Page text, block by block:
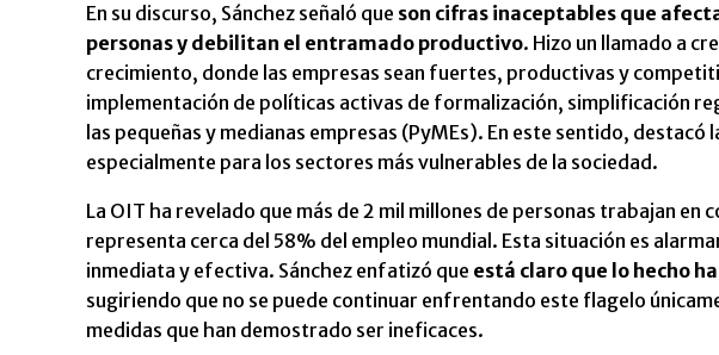
En su discurso, Sánchez señaló que son cifras inaceptables que
personas y debilitan el entramado productivo. Hizo un llamado a
crecimiento, donde las empresas sean fuertes, productivas y
implementación de políticas activas de formalización, simplificación
las pequeñas y medianas empresas (PyMEs). En este sentido, destacó
especialmente para los sectores más vulnerables de la sociedad.
La OIT ha revelado que más de 2 mil millones de personas trabajan en
representa cerca del 58% del empleo mundial. Esta situación es
inmediata y efectiva. Sánchez enfatizó que está claro que lo hecho
sugiriendo que no se puede continuar enfrentando este flagelo
medidas que han demostrado ser ineficaces.